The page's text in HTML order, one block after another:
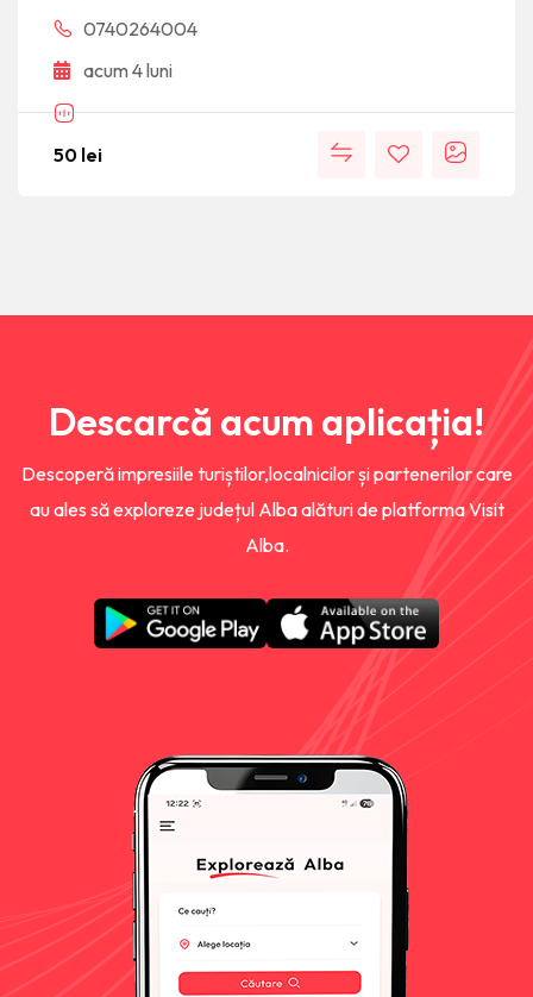
0740264004
acum 4 luni
50 lei
Descarcă acum aplicația!
Descoperă impresiile turiștilor,localnicilor și partenerilor care
au ales să exploreze județul Alba alături de platforma Visit
Alba.